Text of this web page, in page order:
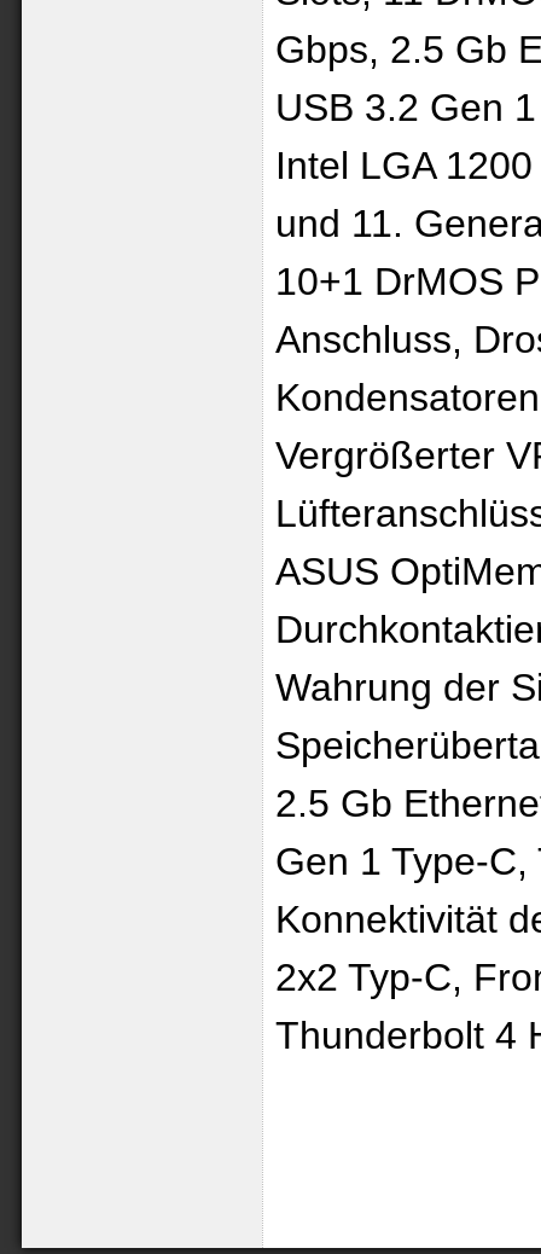
Gbps, 2.5 Gb
USB 3.2 Gen
Intel LGA
und 11.
10+1 DrMOS
Anschluss,
Vergrößerter
ASUS
Wahrung der
2.5 Gb
Gen 1 Type-
Konnektivität
2x2 Typ-C,
Thunderbolt 4